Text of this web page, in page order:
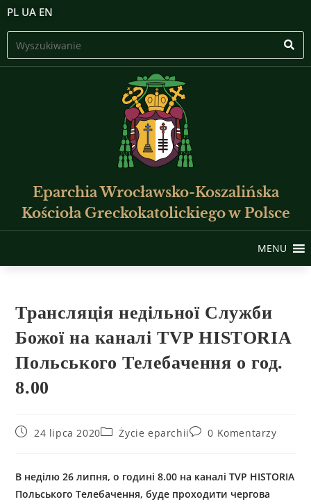
PL UA EN
Eparchia Wrocławsko-Koszalińska
Kościoła Greckokatolickiego w Polsce
MENU
Трансляція недільної Служби
Божої на каналі TVP HISTORIA
Польського Телебачення о год.
8.00
24 lipca 2020 Życie eparchii 0 Komentarzy
В неділю 26 липня, о годині 8.00 на каналі TVP HISTORIA
Польського Телебачення, буде проходити чергова